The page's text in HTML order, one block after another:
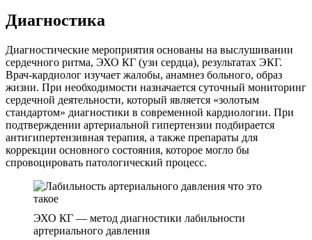
Диагностика
Диагностические мероприятия основаны на выслушивании
сердечного ритма, ЭХО КГ (узи сердца), результатах ЭКГ.
Врач-кардиолог изучает жалобы, анамнез больного, образ
жизни. При необходимости назначается суточный мониторинг
сердечной деятельности, который является «золотым
стандартом» диагностики в современной кардиологии. При
подтверждении артериальной гипертензии подбирается
антигипертензивная терапия, а также препараты для
коррекции основного состояния, которое могло бы
спровоцировать патологический процесс.
ЭХО КГ — метод диагностики лабильности
артериального давления